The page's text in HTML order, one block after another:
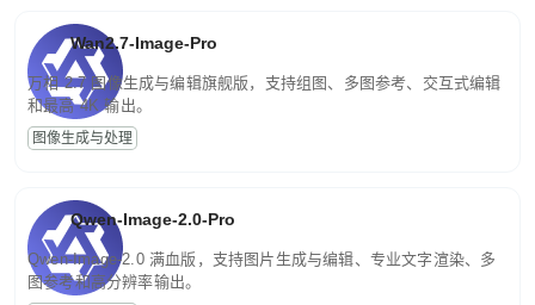
Wan2.7-Image-Pro
万相 2.7 图像生成与编辑旗舰版，支持组图、多图参考、交互式编辑
和最高 4K 输出。
图像生成与处理
Qwen-Image-2.0-Pro
Qwen-Image-2.0 满血版，支持图片生成与编辑、专业文字渲染、多
图参考和高分辨率输出。